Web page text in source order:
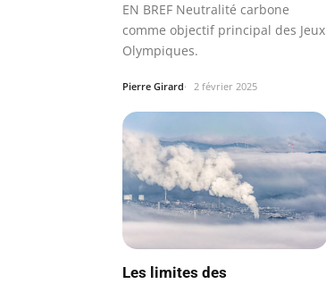
EN BREF Neutralité carbone
comme objectif principal des Jeux
Olympiques.
Pierre Girard 2 février 2025
Les limites des